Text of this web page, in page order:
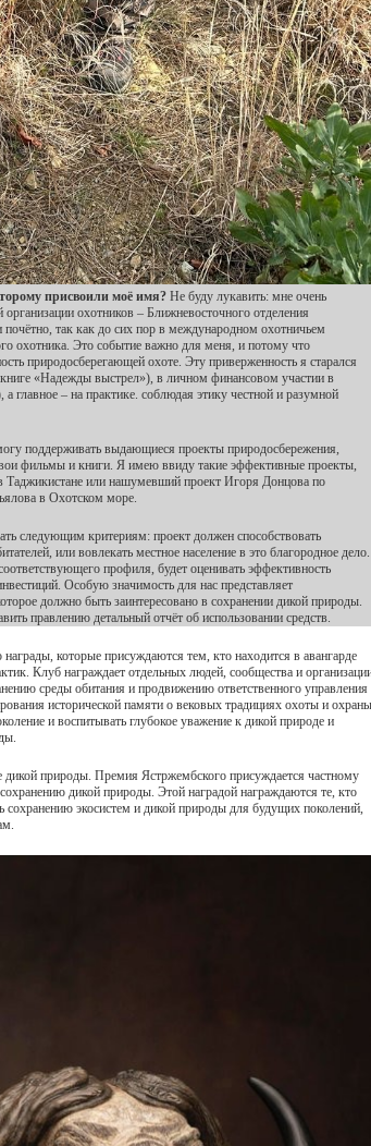
присвоили моё имя? Не буду лукавить: мне очень
охотников – Ближневосточного отделения
так как до сих пор в международном охотничьем
охотника. Это событие важно для меня, и потому что
природосберегающей охоте. Эту приверженность я старался
«Надежды выстрел»), в личном финансовом участии в
– на практике. соблюдая этику честной и разумной
поддерживать выдающиеся проекты природосбережения,
фильмы и книги. Я имею ввиду такие эффективные проекты,
Таджикистане или нашумевший проект Игоря Донцова по
в Охотском море.
следующим критериям: проект должен способствовать
или вовлекать местное население в это благородное дело.
профиля, будет оценивать эффективность
Особую значимость для нас представляет
должно быть заинтересовано в сохранении дикой природы.
правлению детальный отчёт об использовании средств.
которые присуждаются тем, кто находится в авангарде
Клуб награждает отдельных людей, сообщества и
среды обитания и продвижению ответственного управления
исторической памяти о вековых традициях охоты и охраны
и воспитывать глубокое уважение к дикой природе и
природы. Премия Ястржембского присуждается частному
дикой природы. Этой наградой награждаются те, кто
сохранению экосистем и дикой природы для будущих поколений,